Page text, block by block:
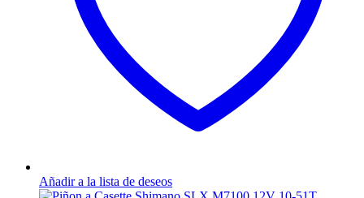
Añadir a la lista de deseos